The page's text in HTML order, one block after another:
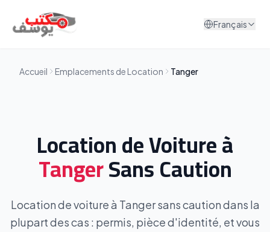
Français
Accueil Emplacements de Location Tanger
Location de Voiture à
TangerSans Caution
Location de voiture à Tanger sans caution dans la
plupart des cas : permis, pièce d'identité, et vous